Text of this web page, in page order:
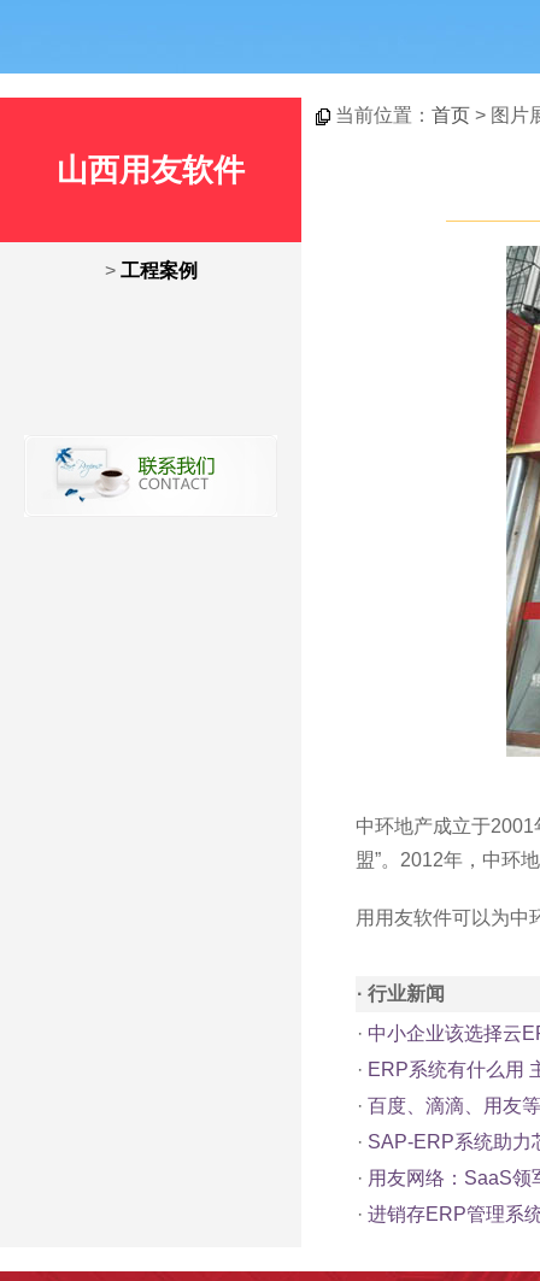
山西用友软件
> 工程案例
当前位置： 首页 > 图片
中环地产成立于
盟”。2012年，中环
用用友软件可以为中
· 行业新闻
· 中小企业该选择云
· ERP系统有什么用
· 百度、滴滴、用友
· SAP-ERP系统助力
· 用友网络：SaaS领
· 进销存ERP管理系